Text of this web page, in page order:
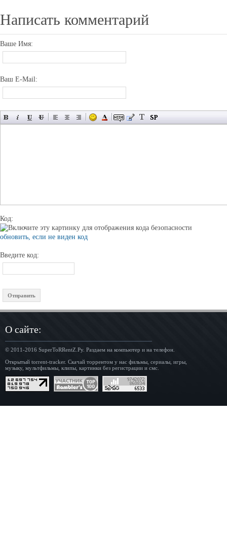
Написать комментарий
Ваше Имя:
Ваш E-Mail:
Код:
обновить, если не виден код
Введите код:
О сайте:
© 2011-2016 SuperToRRentZ.Ру. Раздаем на компьютер и на телефон.
Открытый torrent-tracker. Скачай торрентом у нас фильмы, сериалы, игры,
музыку, мультфильмы, клипы, картинки без регистрации и смс.